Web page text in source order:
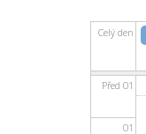
Celý den
Před 01
01